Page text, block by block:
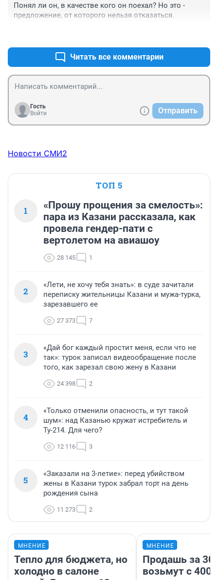
Понял ли он, в качестве кого он поехал? Но это -
предложение, от которого нельзя отказаться.
Читать все комментарии
Гость
Войти
Отправить
Новости СМИ2
ТОП 5
1
«Прошу прощения за смелость»:
пара из Казани рассказала, как
провела гендер-пати с
вертолетом на авиашоу
28 145 1
2
«Лети, не хочу тебя знать»: в суде зачитали
переписку жительницы Казани и мужа-турка,
зарезавшего ее
27 373 7
3
«Дай бог каждый простит меня, если что не
так»: турок записал видеообращение после
того, как зарезал свою жену в Казани
24 398 2
4
«Только отменили опасность, и тут такой
шум»: над Казанью кружат истребитель и
Ту-214. Для чего?
12 116 3
5
«Заказали на 3-летие»: перед убийством
жены в Казани турок забрал торт на день
рождения сына
11 273 2
МНЕНИЕ
Тепло для бюджета, но
холодно в салоне
МНЕНИЕ
Продашь за
возьмут с